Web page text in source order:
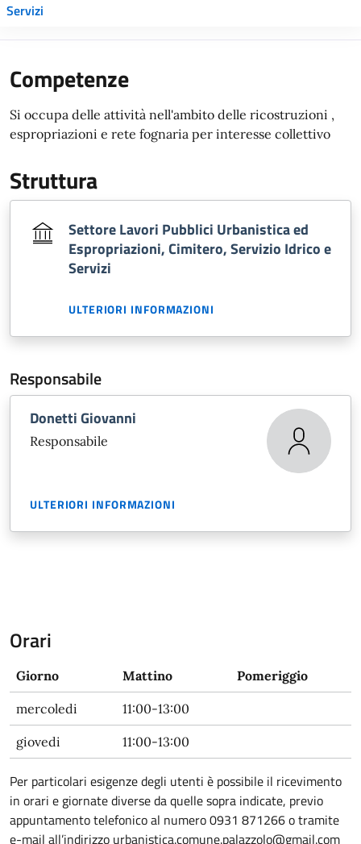
Servizi
Competenze
Si occupa delle attività nell'ambito delle ricostruzioni ,
espropriazioni e rete fognaria per interesse collettivo
Struttura
Settore Lavori Pubblici Urbanistica ed
Espropriazioni, Cimitero, Servizio Idrico e
Servizi
ULTERIORI INFORMAZIONI
Responsabile
Donetti Giovanni
Responsabile
ULTERIORI INFORMAZIONI
Orari
Giorno Mattino Pomeriggio
mercoledi 11:00-13:00
giovedi 11:00-13:00
Per particolari esigenze degli utenti è possibile il ricevimento
in orari e giornate diverse da quelle sopra indicate, previo
appuntamento telefonico al numero 0931 871266 o tramite
e-mail all’indirizzo urbanistica.comune.palazzolo@gmail.com